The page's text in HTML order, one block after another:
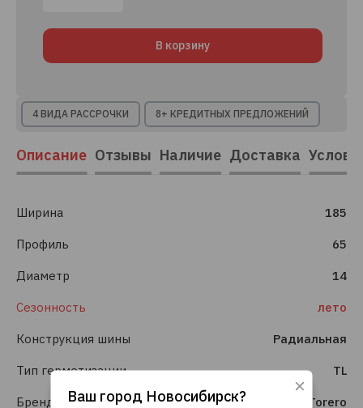
В корзину
4 ВИДА РАССРОЧКИ 8+ КРЕДИТНЫХ ПРЕДЛОЖЕНИЙ
Описание Отзывы Наличие Доставка
Ширина 185
Профиль 65
Диаметр 14
Сезонность лето
Конструкция шины Радиальная
Тип герметизации TL
Бренд Torero
Ваш город Новосибирск?
Используя данный сайт, вы даете согласие